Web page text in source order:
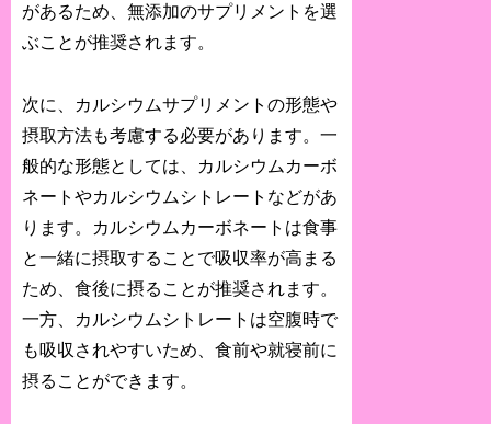
があるため、無添加のサプリメントを選
ぶことが推奨されます。
次に、カルシウムサプリメントの形態や
摂取方法も考慮する必要があります。一
般的な形態としては、カルシウムカーボ
ネートやカルシウムシトレートなどがあ
ります。カルシウムカーボネートは食事
と一緒に摂取することで吸収率が高まる
ため、食後に摂ることが推奨されます。
一方、カルシウムシトレートは空腹時で
も吸収されやすいため、食前や就寝前に
摂ることができます。